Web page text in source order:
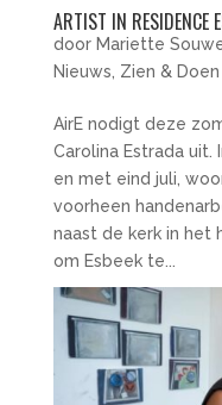
ARTIST IN RESIDENCE
door Mariette
Nieuws Zien & Doen
AirE nodigt deze
Carolina Estrada
en met eind juli,
voorheen
naast de kerk in het
om Esbeek te...